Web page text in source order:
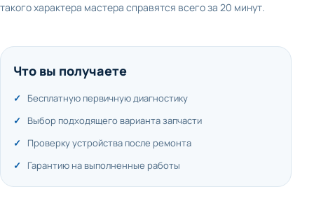
такого характера мастера справятся всего за 20 минут.
Что вы получаете
Бесплатную первичную диагностику
Выбор подходящего варианта запчасти
Проверку устройства после ремонта
Гарантию на выполненные работы